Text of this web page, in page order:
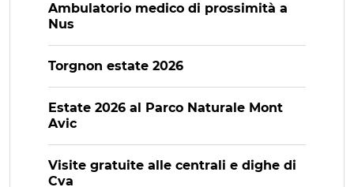
Ambulatorio medico di prossimità a
Nus
Torgnon estate 2026
Estate 2026 al Parco Naturale Mont
Avic
Visite gratuite alle centrali e dighe di
Cva